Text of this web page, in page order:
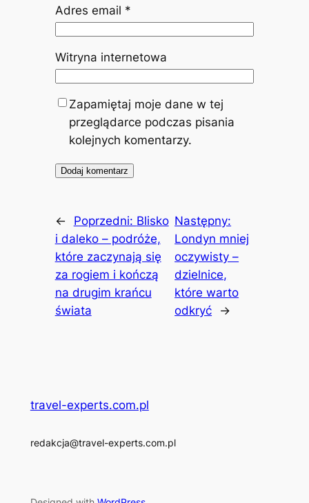
Adres email *
Witryna internetowa
Zapamiętaj moje dane w tej
przeglądarce podczas pisania
kolejnych komentarzy.
← Poprzedni: Blisko
i daleko – podróże,
które zaczynają się
za rogiem i kończą
na drugim krańcu
świata
Następny:
Londyn mniej
oczywisty –
dzielnice,
które warto
odkryć
→
travel-experts.com.pl
redakcja@travel-experts.com.pl